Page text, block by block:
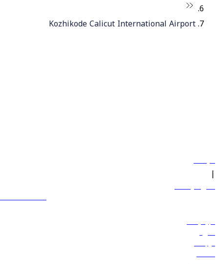
Kozhikode Calicut International Airport
سياساتنا
|
الشروط والأحكام
600 544 445
حجز الرحلات
العروض
الوجهات
الأمتعة